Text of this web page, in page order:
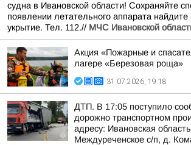
судна в Ивановской области! Сохраняйте
появлении летательного аппарата найдите
укрытие. Тел. 112.// МЧС Ивановской
Акция «Пожарные и
лагере «Березовая роща»
31.07.2026, 19:18
ДТП. В 17:05 поступило
дорожно транспортном
адресу: Ивановская
Междуреченское с/п, д.